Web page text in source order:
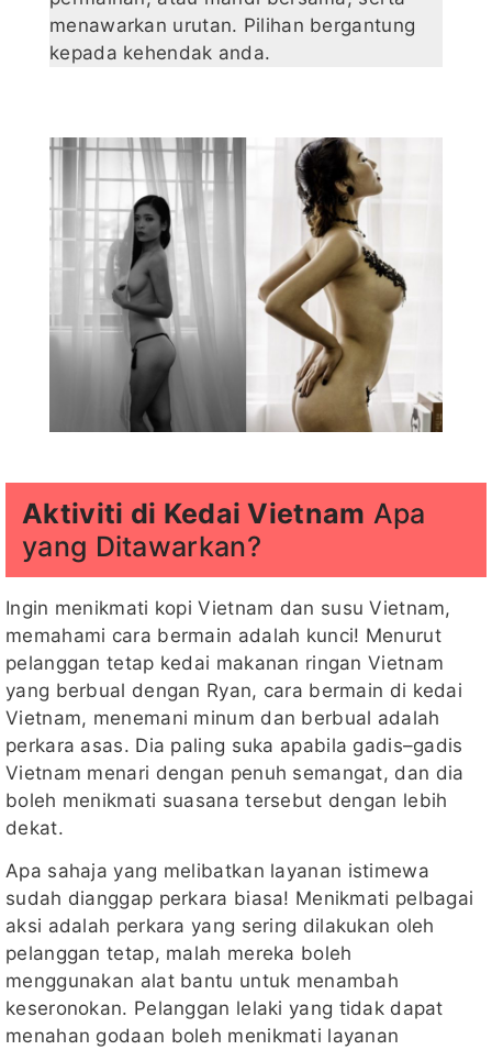
menawarkan urutan. Pilihan bergantung
kepada kehendak anda.
Aktiviti di Kedai Vietnam Apa
yang Ditawarkan?
Ingin menikmati kopi Vietnam dan susu Vietnam,
memahami cara bermain adalah kunci! Menurut
pelanggan tetap kedai makanan ringan Vietnam
yang berbual dengan Ryan, cara bermain di kedai
Vietnam, menemani minum dan berbual adalah
perkara asas. Dia paling suka apabila gadis–gadis
Vietnam menari dengan penuh semangat, dan dia
boleh menikmati suasana tersebut dengan lebih
dekat.
Apa sahaja yang melibatkan layanan istimewa
sudah dianggap perkara biasa! Menikmati pelbagai
aksi adalah perkara yang sering dilakukan oleh
pelanggan tetap, malah mereka boleh
menggunakan alat bantu untuk menambah
keseronokan. Pelanggan lelaki yang tidak dapat
menahan godaan boleh menikmati layanan